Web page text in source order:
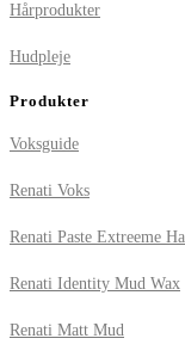
Hårprodukter
Hudpleje
Produkter
Voksguide
Renati Voks
Renati Paste Extreeme
Renati Identity Mud Wax
Renati Matt Mud